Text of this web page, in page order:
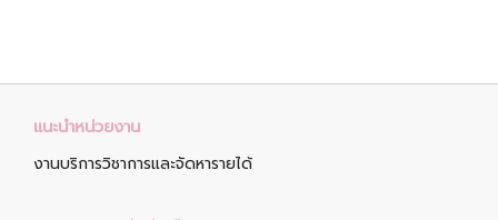
แนะนำหน่วยงาน
งานบริการวิชาการและจัดหารายได้